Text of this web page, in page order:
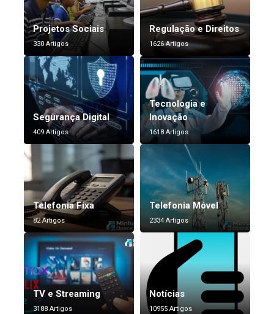
Projetos Sociais
330 Artigos
Regulação e Direitos
1626 Artigos
Segurança Digital
409 Artigos
Tecnologia e
Inovação
1618 Artigos
Telefonia Fixa
82 Artigos
Telefonia Móvel
2334 Artigos
TV e Streaming
3188 Artigos
Notícias
10955 Artigos